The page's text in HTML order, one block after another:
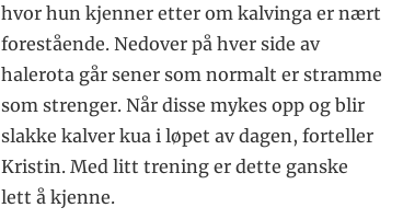
hvor hun kjenner etter om kalvinga er nært
forestående. Nedover på hver side av
halerota går sener som normalt er stramme
som strenger. Når disse mykes opp og blir
slakke kalver kua i løpet av dagen, forteller
Kristin. Med litt trening er dette ganske
lett å kjenne.